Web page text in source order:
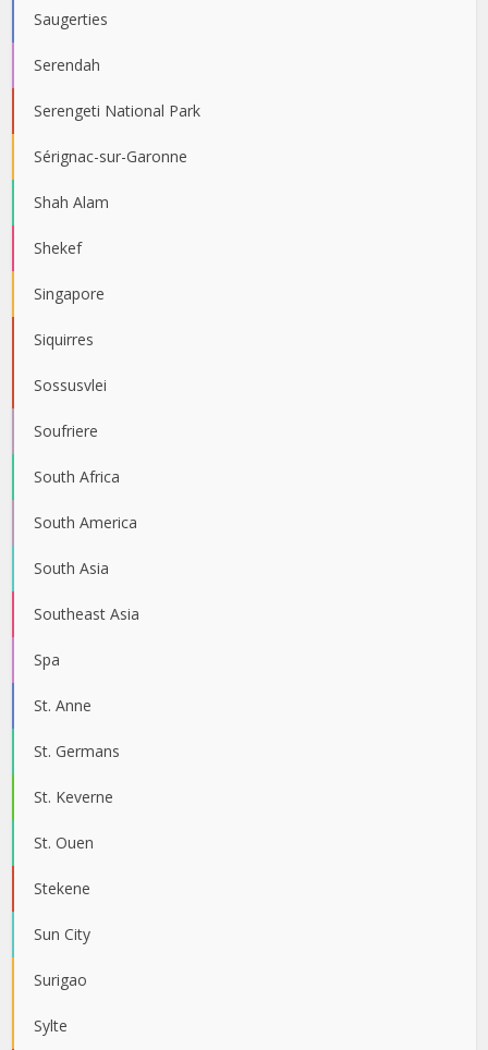
Saugerties
Serendah
Serengeti National Park
Sérignac-sur-Garonne
Shah Alam
Shekef
Singapore
Siquirres
Sossusvlei
Soufriere
South Africa
South America
South Asia
Southeast Asia
Spa
St. Anne
St. Germans
St. Keverne
St. Ouen
Stekene
Sun City
Surigao
Sylte